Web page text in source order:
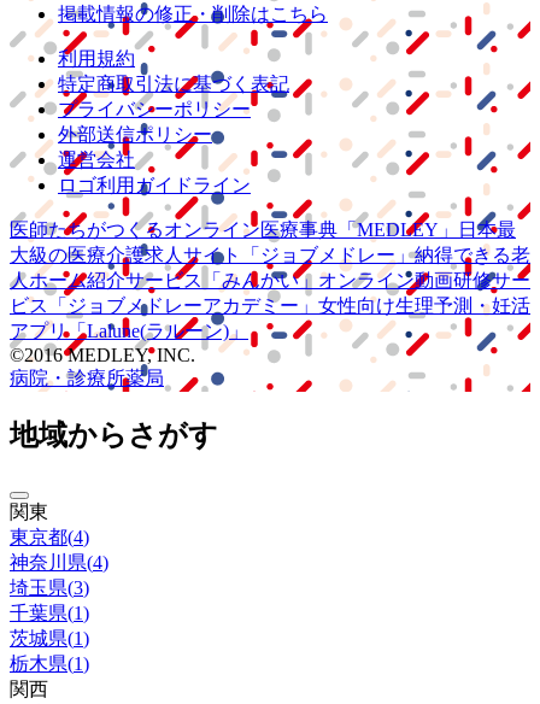
掲載情報の修正・削除はこちら
利用規約
特定商取引法に基づく表記
プライバシーポリシー
外部送信ポリシー
運営会社
ロゴ利用ガイドライン
医師たちがつくるオンライン医療事典 「MEDLEY」
日本最
大級の医療介護求人サイト 「ジョブメドレー」納得できる老
人ホーム紹介サービス
「みんかい」 オンライン動画研修サー
ビス
「ジョブメドレーアカデミー」 女性向け生理予測・妊活
アプリ「Lalune(ラルーン)」
©2016 MEDLEY, INC.
病院・診療所薬局
地域からさがす
関東
東京都(4)
神奈川県(4)
埼玉県(3)
千葉県(1)
茨城県(1)
栃木県(1)
関西